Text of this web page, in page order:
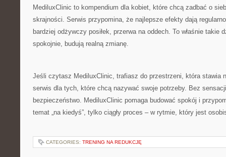
MediluxClinic to kompendium dla kobiet, które chcą zadbać o
skrajności. Serwis przypomina, że najlepsze efekty dają
bardziej odżywczy posiłek, przerwa na oddech. To właśnie takie
spokojnie, budują realną zmianę.
Jeśli czytasz MediluxClinic, trafiasz do przestrzeni, która stawia
serwis dla tych, które chcą nazywać swoje potrzeby. Bez
bezpieczeństwo. MediluxClinic pomaga budować spokój i
temat „na kiedyś”, tylko ciągły proces – w rytmie, który jest
CATEGORIES: TRENING NA REDUKCJĘ